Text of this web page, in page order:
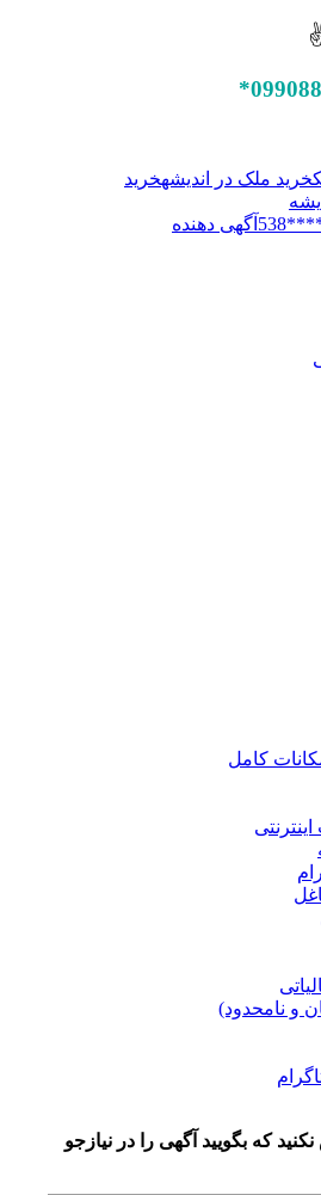
ملک در اندیشهخرید
آگهی دهنده
کامل
بگویید آگهی را در نیازجو